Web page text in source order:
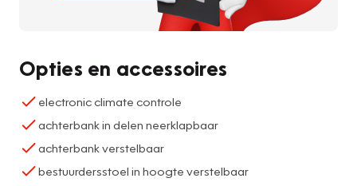
Opties en accessoires
electronic climate controle
achterbank in delen neerklapbaar
achterbank verstelbaar
bestuurdersstoel in hoogte verstelbaar